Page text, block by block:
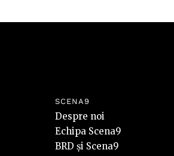
SCENA9
Despre noi
Echipa Scena9
BRD și Scena9